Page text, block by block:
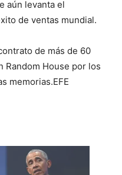
aún levanta el
de ventas mundial.
de más de 60
Random House por los
memorias.EFE